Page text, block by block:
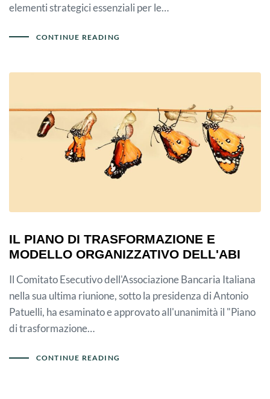
elementi strategici essenziali per le…
CONTINUE READING
IL PIANO DI TRASFORMAZIONE E
MODELLO ORGANIZZATIVO DELL'ABI
Il Comitato Esecutivo dell'Associazione Bancaria Italiana
nella sua ultima riunione, sotto la presidenza di Antonio
Patuelli, ha esaminato e approvato all'unanimità il "Piano
di trasformazione…
CONTINUE READING